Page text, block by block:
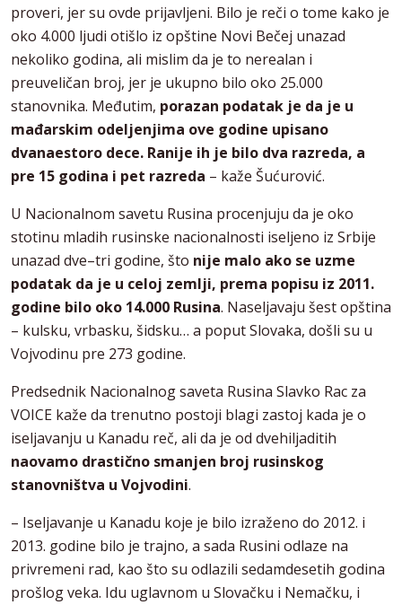
proveri, jer su ovde prijavljeni. Bilo je reči o tome kako je
oko 4.000 ljudi otišlo iz opštine Novi Bečej unazad
nekoliko godina, ali mislim da je to nerealan i
preuveličan broj, jer je ukupno bilo oko 25.000
stanovnika. Međutim, porazan podatak je da je u
mađarskim odeljenjima ove godine upisano
dvanaestoro dece. Ranije ih je bilo dva razreda, a
pre 15 godina i pet razreda – kaže Šućurović.
U Nacionalnom savetu Rusina procenjuju da je oko
stotinu mladih rusinske nacionalnosti iseljeno iz Srbije
unazad dve–tri godine, što nije malo ako se uzme
podatak da je u celoj zemlji, prema popisu iz 2011.
godine bilo oko 14.000 Rusina. Naseljavaju šest opština
– kulsku, vrbasku, šidsku… a poput Slovaka, došli su u
Vojvodinu pre 273 godine.
Predsednik Nacionalnog saveta Rusina Slavko Rac za
VOICE kaže da trenutno postoji blagi zastoj kada je o
iseljavanju u Kanadu reč, ali da je od dvehiljaditih
naovamo drastično smanjen broj rusinskog
stanovništva u Vojvodini.
– Iseljavanje u Kanadu koje je bilo izraženo do 2012. i
2013. godine bilo je trajno, a sada Rusini odlaze na
privremeni rad, kao što su odlazili sedamdesetih godina
prošlog veka. Idu uglavnom u Slovačku i Nemačku, i